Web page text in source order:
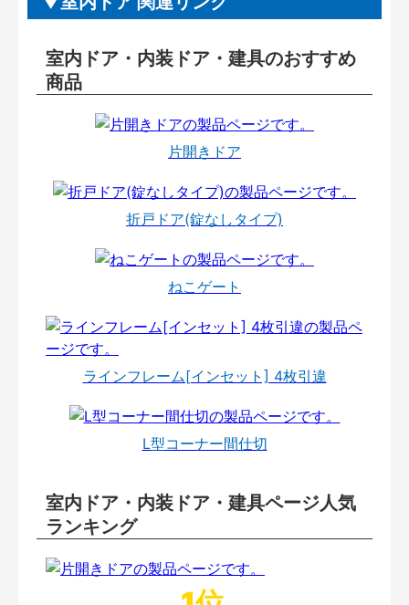
室内ドア・内装ドア・建具のおすすめ
商品
片開きドア
折戸ドア(錠なしタイプ)
ねこゲート
ラインフレーム[インセット] 4枚引違
L型コーナー間仕切
室内ドア・内装ドア・建具ページ人気
ランキング